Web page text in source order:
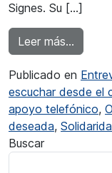
Signes. Su […]
Leer más…
Publicado en
escuchar desde el
apoyo telefónico,
deseada,
Buscar